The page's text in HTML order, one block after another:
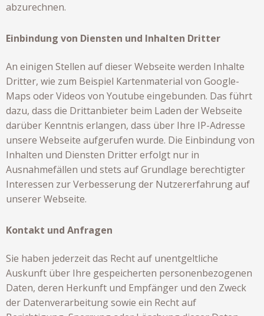
abzurechnen.
Einbindung von Diensten und Inhalten Dritter
An einigen Stellen auf dieser Webseite werden Inhalte
Dritter, wie zum Beispiel Kartenmaterial von Google-
Maps oder Videos von Youtube eingebunden. Das führt
dazu, dass die Drittanbieter beim Laden der Webseite
darüber Kenntnis erlangen, dass über Ihre IP-Adresse
unsere Webseite aufgerufen wurde. Die Einbindung von
Inhalten und Diensten Dritter erfolgt nur in
Ausnahmefällen und stets auf Grundlage berechtigter
Interessen zur Verbesserung der Nutzererfahrung auf
unserer Webseite.
Kontakt und Anfragen
Sie haben jederzeit das Recht auf unentgeltliche
Auskunft über Ihre gespeicherten personenbezogenen
Daten, deren Herkunft und Empfänger und den Zweck
der Datenverarbeitung sowie ein Recht auf